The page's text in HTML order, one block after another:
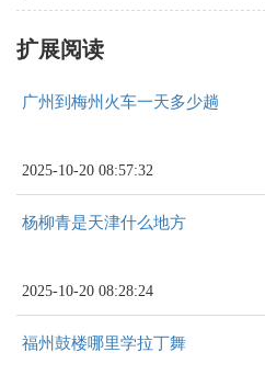
扩展阅读
广州到梅州火车一天多少趟
2025-10-20 08:57:32
杨柳青是天津什么地方
2025-10-20 08:28:24
福州鼓楼哪里学拉丁舞